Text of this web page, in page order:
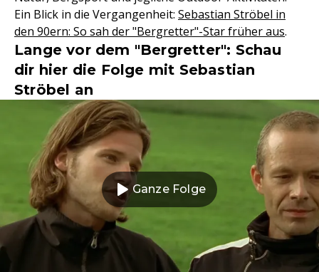
Ein Blick in die Vergangenheit: Sebastian Ströbel in
den 90ern: So sah der "Bergretter"-Star früher aus.
Lange vor dem "Bergretter": Schau
dir hier die Folge mit Sebastian
Ströbel an
Ganze Folge